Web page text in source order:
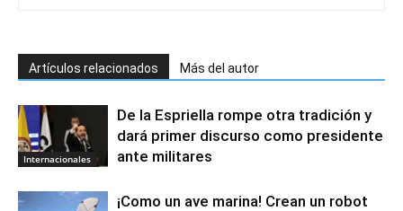
Artículos relacionados Más del autor
Internacionales
De la Espriella rompe otra tradición y
dará primer discurso como presidente
ante militares
¡Como un ave marina! Crean un robot